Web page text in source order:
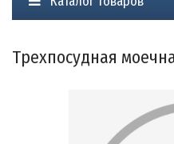
Трехпосудная